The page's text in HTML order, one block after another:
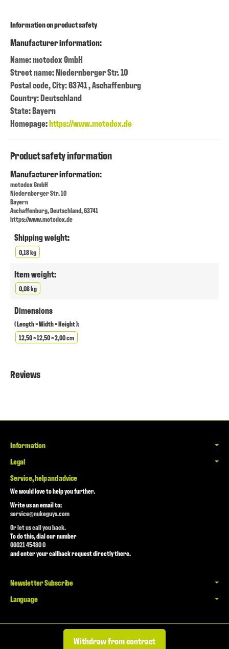
Information on product safety
Manufacturer information:
Name: motodox GmbH
Street name: Niedernberger Str. 10
Postal code, City: 63741 , Aschaffenburg
Country: Deutschland
State: Bayern
Homepage:https://www.motodox.de
Product safety information
Manufacturer information:
motodox GmbH
Niedernberger Str. 10
Bayern
Aschaffenburg, Deutschland, 63741
https://www.motodox.de
Shipping weight:
0,18 kg
Item weight:
0,08 kg
Dimensions
( Length × Width × Height ):
12,50 × 12,50 × 2,00 cm
Reviews
Information
Legal
Service, help and advice
We would love to help you further.
Write us an email to:
service@nukeguys.com
Or let us call you back.
To do this, dial our number
06021 45480 0
and enter your callback request directly there.
Newsletter Subscribe
Language
Withdraw from contract